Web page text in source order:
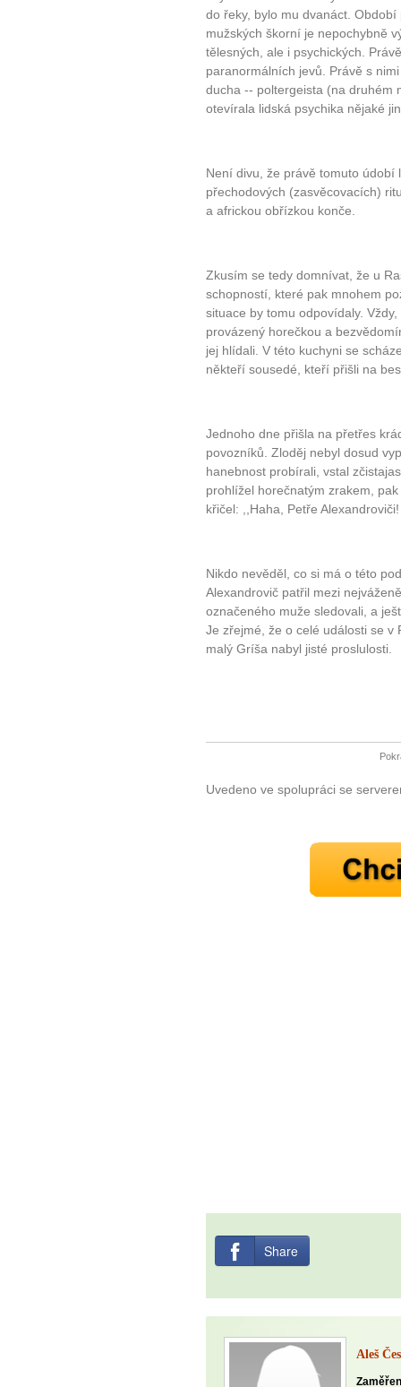
10 tipů
Máte pocit, že jste unaveni
Jak mít více energie
do řeky, bylo mu dvanáct.
mužských škorní je nepochybně
tělesných, ale i psychických.
paranormálních jevů. Právě s
ducha -- poltergeista (na druhém
otevírala lidská psychika nějaké
Není divu, že právě tomuto údobí
přechodových (zasvěcovacích)
a africkou obřízkou konče.
Zkusím se tedy domnívat, že u
schopností, které pak mnohem
situace by tomu odpovídaly.
provázený horečkou a
jej hlídali. V této kuchyni se
někteří sousedé, kteří přišli na
Jednoho dne přišla na přetřes
povozníků. Zloděj nebyl dosud
hanebnost probírali, vstal
prohlížel horečnatým zrakem,
křičel: ,,Haha, Petře
Nikdo nevěděl, co si má o této
Alexandrovič patřil mezi
označeného muže sledovali, a
Je zřejmé, že o celé události se v
malý Gríša nabyl jisté proslulosti.
Uvedeno ve spolupráci se
Share
Aleš